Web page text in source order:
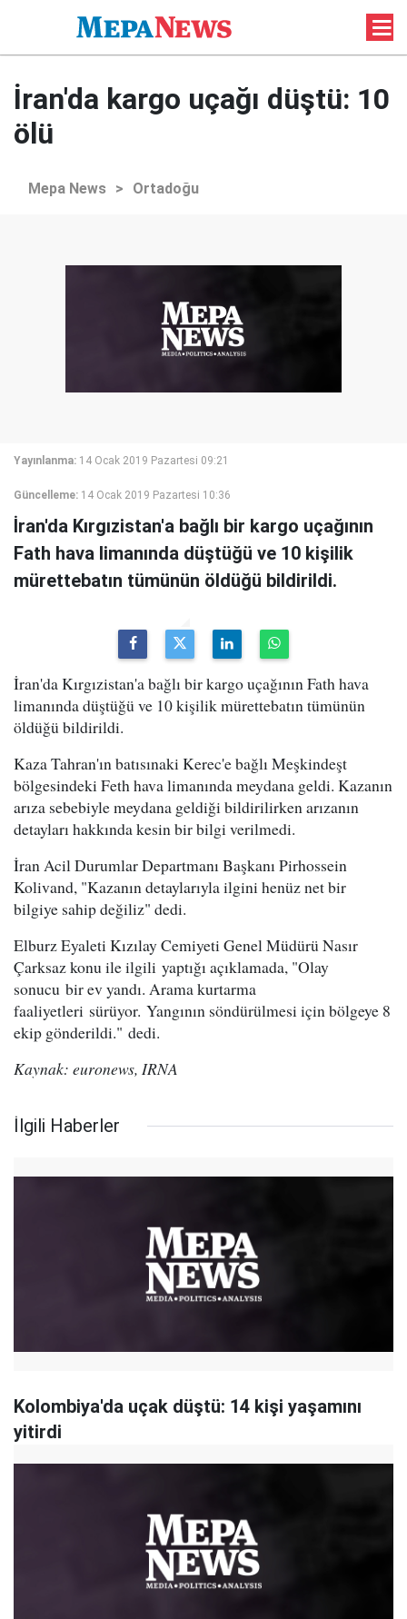
İran'da kargo uçağı düştü: 10
ölü
Mepa News > Ortadoğu
Yayınlanma: 14 Ocak 2019 Pazartesi 09:21
Güncelleme: 14 Ocak 2019 Pazartesi 10:36
İran'da Kırgızistan'a bağlı bir kargo uçağının
Fath hava limanında düştüğü ve 10 kişilik
mürettebatın tümünün öldüğü bildirildi.
İran'da Kırgızistan'a bağlı bir kargo uçağının Fath hava
limanında düştüğü ve 10 kişilik mürettebatın tümünün
öldüğü bildirildi.
Kaza Tahran'ın batısınaki Kerec'e bağlı Meşkindeşt
bölgesindeki Feth hava limanında meydana geldi. Kazanın
arıza sebebiyle meydana geldiği bildirilirken arızanın
detayları hakkında kesin bir bilgi verilmedi.
İran Acil Durumlar Departmanı Başkanı Pirhossein
Kolivand, "Kazanın detaylarıyla ilgini henüz net bir
bilgiye sahip değiliz" dedi.
Elburz Eyaleti Kızılay Cemiyeti Genel Müdürü Nasır
Çarksaz konu ile ilgili yaptığı açıklamada, "Olay
sonucu bir ev yandı. Arama kurtarma
faaliyetleri sürüyor. Yangının söndürülmesi için bölgeye 8
ekip gönderildi." dedi.
Kaynak: euronews, IRNA
İlgili Haberler
Kolombiya'da uçak düştü: 14 kişi yaşamını
yitirdi